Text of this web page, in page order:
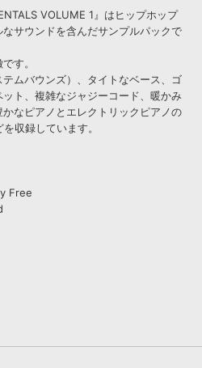
VOLUME 1』はヒップホップ
サウンドを含んだサンプルパックで
す。
ムバウンズ）、タイトなベース、ゴ
ト、複雑なジャジーコード、暖かみ
なピアノとエレクトリックピアノの
収録しています。
Free